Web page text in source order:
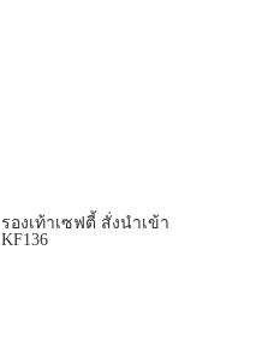
รองเท้าเซฟตี้ สั่งนำเข้า
KF136